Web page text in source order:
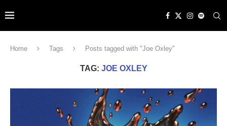
Home Tags Posts tagged with "Joe Oxley"
TAG: JOE OXLEY